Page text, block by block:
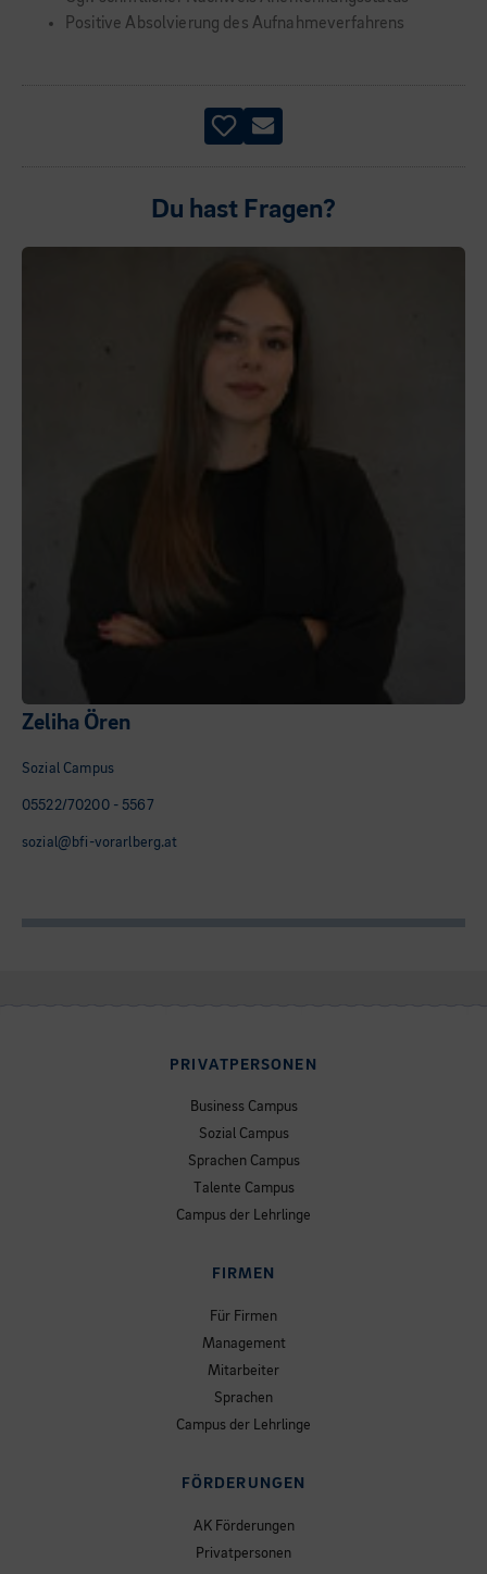
Positive Absolvierung des Aufnahmeverfahrens
Du hast Fragen?
Zeliha Ören
Sozial Campus
05522/70200 - 5567
sozial@bfi-vorarlberg.at
PRIVATPERSONEN
Business Campus
Sozial Campus
Sprachen Campus
Talente Campus
Campus der Lehrlinge
FIRMEN
Für Firmen
Management
Mitarbeiter
Sprachen
Campus der Lehrlinge
FÖRDERUNGEN
AK Förderungen
Privatpersonen